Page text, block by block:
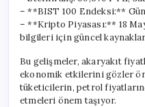
– **BIST 100 Endeksi:**
– **Kripto Piyasası:** 18
bilgileri için güncel
Bu gelişmeler, akaryakıt
ekonomik etkilerini gözler
tüketicilerin, petrol
etmeleri önem taşıyor.